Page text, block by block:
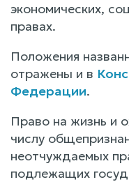
экономических,
правах.
Положения
отражены и в
Федерации.
Право на жизнь и
числу
неотчуждаемых
подлежащих